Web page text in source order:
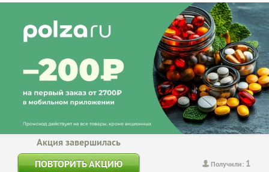
Получили: 1
Акция завершилась
ПОВТОРИТЬ АКЦИЮ